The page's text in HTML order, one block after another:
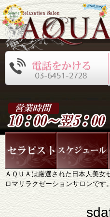
ＡＱＵＡは厳選された日本人美
ロマリラクゼーションサロンです